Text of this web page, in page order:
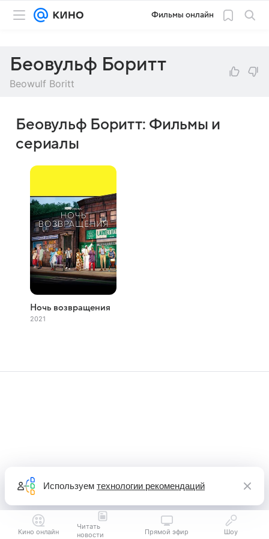
Фильмы онлайн
Беовульф Боритт
Beowulf Boritt
Беовульф Боритт: Фильмы и
сериалы
Ночь возвращения
2021
Кино онлайн
Читать
новости
Прямой эфир Шоу
Используем технологии рекомендаций